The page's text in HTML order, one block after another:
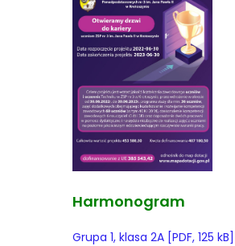
Harmonogram
Grupa 1, klasa 2A [PDF, 125 kB]